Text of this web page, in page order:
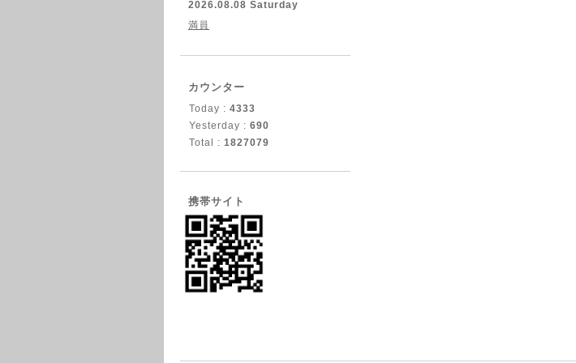
2026.08.08 Saturday
満員
カウンター
Today : 4333
Yesterday : 690
Total : 1827079
携帯サイト